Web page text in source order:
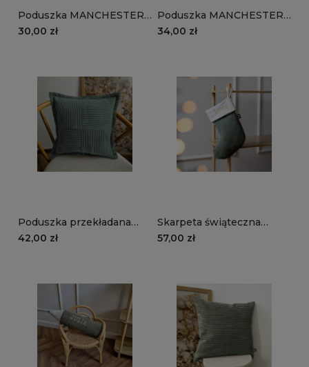
Poduszka MANCHESTER
LN39 | ciemnozielony
30,00 zł
Poduszka MANCHESTER
TL39 | ciemnozielony
34,00 zł
Poduszka przekładana
MANCHESTER LN39 |
42,00 zł
Skarpeta świąteczna
MANCHESTER LN39 |
57,00 zł